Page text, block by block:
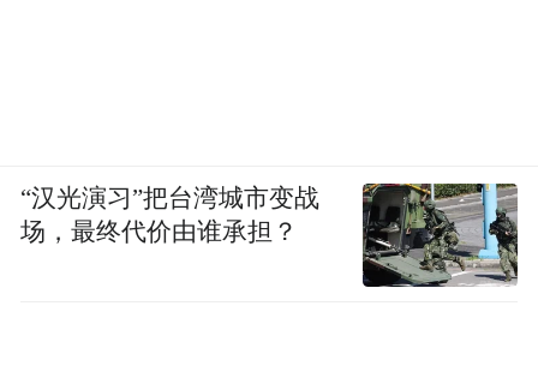
“汉光演习”把台湾城市变战
场，最终代价由谁承担？